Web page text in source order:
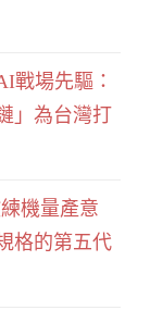
戰場先驅：
」為台灣打
機量產意
格的第五代